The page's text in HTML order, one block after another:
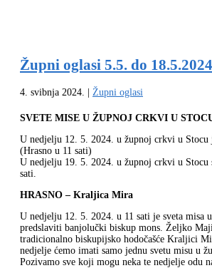
Župni oglasi 5.5. do
4. svibnja 2024. | Župni oglasi
SVETE MISE U ŽUPNOJ CRKVI U
U nedjelju 12. 5. 2024. u župnoj crkvi u Stocu
(Hrasno u 11 sati)
U nedjelju 19. 5. 2024. u župnoj crkvi u Stocu
sati.
HRASNO – Kraljica Mira
U nedjelju 12. 5. 2024. u 11 sati je sveta misa
predslaviti banjolučki biskup mons. Željko
tradicionalno biskupijsko hodočašće Kraljici
nedjelje ćemo imati samo jednu svetu misu u
Pozivamo sve koji mogu neka te nedjelje odu